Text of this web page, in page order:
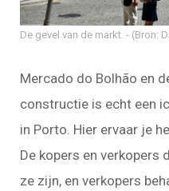
De gevel van de markt. (Bron:
Mercado do Bolhão en
constructie is echt een
in Porto. Hier ervaar je
De kopers en verkopers
ze zijn, en verkopers